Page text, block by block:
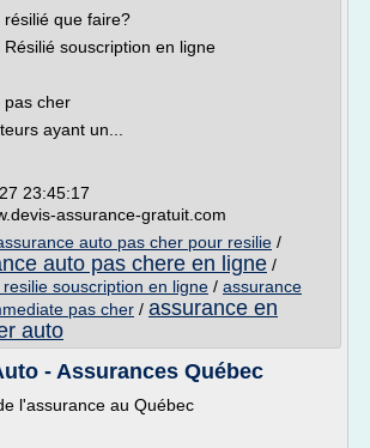
que faire?
souscription en ligne
pas cher
ayant un...
23:45:17
assurance-gratuit.com
auto pas cher pour resilie /
auto pas chere en ligne /
souscription en ligne / assurance
pas cher / assurance en
auto
- Assurances Québec
l'assurance au Québec